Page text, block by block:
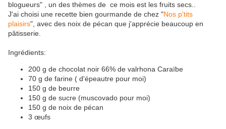
blogueurs" , un des thèmes de ce mois est les fruits secs..
J'ai choisi une recette bien gourmande de chez "Nos p'tits
plaisirs", avec des noix de pécan que j'apprécie beaucoup en
pâtisserie.
Ingrédients:
200 g de chocolat noir 66% de valrhona Caraïbe
70 g de farine ( d'épeautre pour moi)
150 g de beurre
150 g de sucre (muscovado pour moi)
150 g de noix de pécan
3 œufs